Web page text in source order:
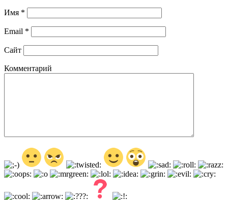
Имя *
Email *
Сайт
Комментарий